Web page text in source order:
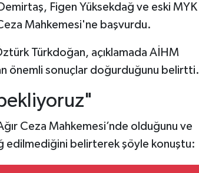
Figen Yüksekdağ ve eski MYK
Mahkemesi'ne başvurdu.
Türkdoğan, açıklamada AİHM
önemli sonuçlar doğurduğunu belirtti.
Ceza Mahkemesi’nde olduğunu ve
edilmediğini belirterek şöyle konuştu: